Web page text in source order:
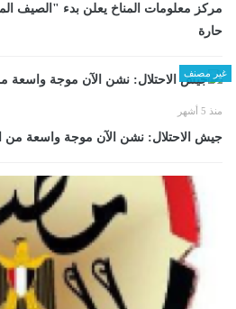
مركز معلومات المناخ يعلن بدء "الصيف
حارة
غير مصنف
منذ 5 أشهر
جيش الاحتلال: نشن الآن موجة واسعة